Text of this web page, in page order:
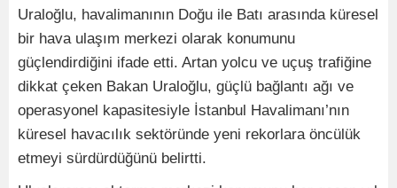
Uraloğlu, havalimanının Doğu ile Batı arasında küresel
bir hava ulaşım merkezi olarak konumunu
güçlendirdiğini ifade etti. Artan yolcu ve uçuş trafiğine
dikkat çeken Bakan Uraloğlu, güçlü bağlantı ağı ve
operasyonel kapasitesiyle İstanbul Havalimanı’nın
küresel havacılık sektöründe yeni rekorlara öncülük
etmeyi sürdürdüğünü belirtti.